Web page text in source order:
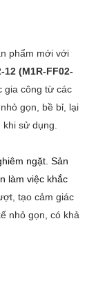
phẩm mới với
12 (M1R-FF02-
gia công từ các
gọn, bề bỉ, lại
sử dụng.
ngặt. Sản
làm việc khắc
tạo cảm giác
nhỏ gọn, có khả